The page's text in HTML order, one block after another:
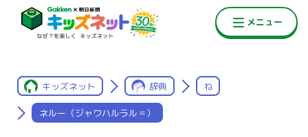
キッズネット 辞典 ね
ネルー（ジャワハルラル＝）